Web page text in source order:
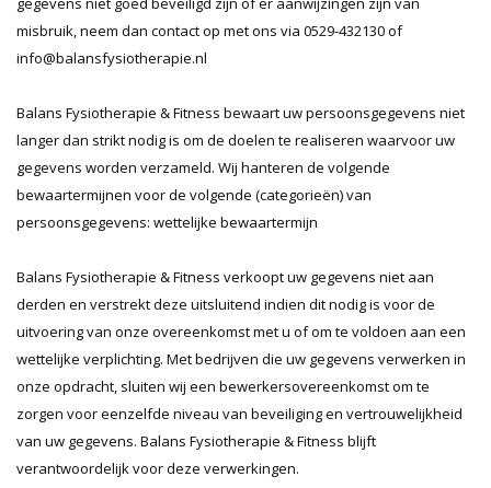
misbruik, neem dan contact op met ons via 0529-432130 of
info@balansfysiotherapie.nl
Balans Fysiotherapie & Fitness bewaart uw persoonsgegevens niet
langer dan strikt nodig is om de doelen te realiseren waarvoor uw
gegevens worden verzameld. Wij hanteren de volgende
bewaartermijnen voor de volgende (categorieën) van
persoonsgegevens: wettelijke bewaartermijn
Balans Fysiotherapie & Fitness verkoopt uw gegevens niet aan
derden en verstrekt deze uitsluitend indien dit nodig is voor de
uitvoering van onze overeenkomst met u of om te voldoen aan een
wettelijke verplichting. Met bedrijven die uw gegevens verwerken in
onze opdracht, sluiten wij een bewerkersovereenkomst om te
zorgen voor eenzelfde niveau van beveiliging en vertrouwelijkheid
van uw gegevens. Balans Fysiotherapie & Fitness blijft
verantwoordelijk voor deze verwerkingen.